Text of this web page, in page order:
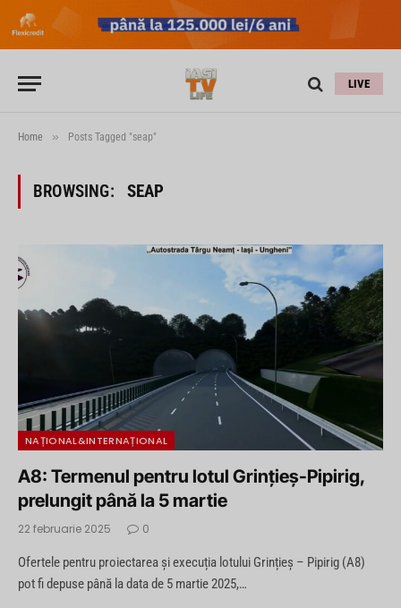
LIVE
Home » Posts Tagged "seap"
BROWSING: SEAP
NAȚIONAL&INTERNAȚIONAL
A8: Termenul pentru lotul Grințieș-Pipirig,
prelungit până la 5 martie
22 februarie 2025 0
Ofertele pentru proiectarea și execuția lotului Grințieș – Pipirig (A8)
pot fi depuse până la data de 5 martie 2025,…